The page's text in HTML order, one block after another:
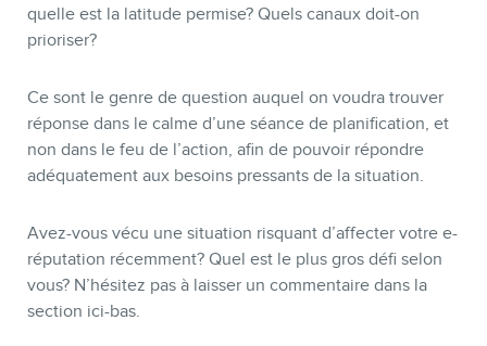
quelle est la latitude permise? Quels canaux doit-on
prioriser?
Ce sont le genre de question auquel on voudra trouver
réponse dans le calme d’une séance de planification, et
non dans le feu de l’action, afin de pouvoir répondre
adéquatement aux besoins pressants de la situation.
Avez-vous vécu une situation risquant d’affecter votre e-
réputation récemment? Quel est le plus gros défi selon
vous? N’hésitez pas à laisser un commentaire dans la
section ici-bas.